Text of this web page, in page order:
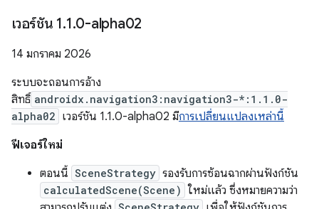
เวอร์ชัน 1.1.0-alpha02
14 มกราคม 2026
ระบบจะถอนการอ้าง
สิทธิ์ androidx.navigation3:navigation3-*:1.1.0-
alpha02 เวอร์ชัน 1.1.0-alpha02 มีการเปลี่ยนแปลงเหล่านี้
ฟีเจอร์ใหม่
ตอนนี้ SceneStrategy รองรับการซ้อนฉากผ่านฟังก์ชัน
calculatedScene(Scene) ใหม่แล้ว ซึ่งหมายความว่า